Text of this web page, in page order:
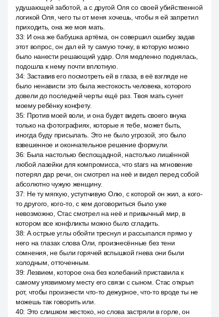
удушающей заботой, а с другой Оля со своей убийственной
логикой Оля, чего ты от меня хочешь, чтобы я ей запретил
приходить, она же моя мать.
33: И она же бабушка артёма, он совершил ошибку задав
этот вопрос, он дал ей ту самую точку, в которую можно
было нанести решающий удар. Оля медленно поднялась,
подошла к нему почти вплотную.
34: Заставив его посмотреть ей в глаза, в её взгляде не
было ненависти это была жестокость человека, которого
довели до последней черты ещё раз. Твоя мать сунет
моему ребёнку конфету.
35: Против моей воли, и она будет видеть своего внука
только на фотографиях, которые я тебе, может быть,
иногда буду присылать. Это не было угрозой, это было
взвешенное и окончательное решение формули.
36: Была настолько беспощадной, настолько лишённой
любой лазейки для компромисса, что stars на мгновение
потерял дар речи, он смотрел на неё и видел перед собой
абсолютно чужую женщину.
37: Не ту мягкую, уступчивую Олю, с которой он жил, а кого-
то другого, кого-то, с кем договориться было уже
невозможно, Стас смотрел на неё и привычный мир, в
котором все конфликты можно было сгладить.
38: А острые углы обойти треснул и рассыпался прямо у
него на глазах слова Оли, произнесённые без тени
сомнения, не были горячей вспышкой гнева они были
холодным, отточенным.
39: Лезвием, которое она без колебаний приставила к
самому уязвимому месту его связи с сыном. Стас открыл
рот, чтобы произнести что-то дежурное, что-то вроде ты не
можешь так говорить или.
40: Это слишком жестоко, но слова застряли в горле, он